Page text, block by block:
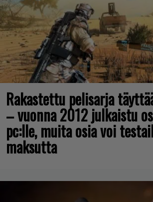
Rakastettu pelisarja
– vuonna 2012 julkaistu
pc:lle, muita osia voi
maksutta